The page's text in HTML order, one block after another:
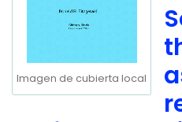
Imagen de cubierta local